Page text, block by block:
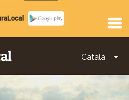
Google
Play
Català
Main
navigation